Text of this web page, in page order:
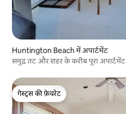
Huntington Beach में अपार्टमेंट
समुद्र तट और शहर के करीब पूरा अपार्टमेंट
गेस्ट्स की फ़ेवरेट
गेस्ट्स की फ़ेवरेट